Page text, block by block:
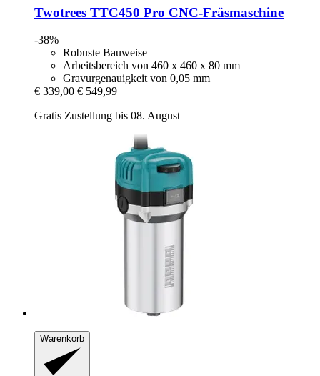
Twotrees TTC450 Pro CNC-​Fräsmaschine
-38%
Robuste Bauweise
Arbeitsbereich von 460 x 460 x 80 mm
Gravurgenauigkeit von 0,05 mm
€ 339,00 € 549,99
Gratis Zustellung bis 08. August
Warenkorb